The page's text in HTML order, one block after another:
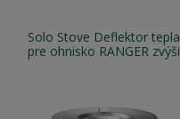
Solo Stove Deflektor tepla
pre ohnisko RANGER zvýši
teplotu okolia až o 12°C